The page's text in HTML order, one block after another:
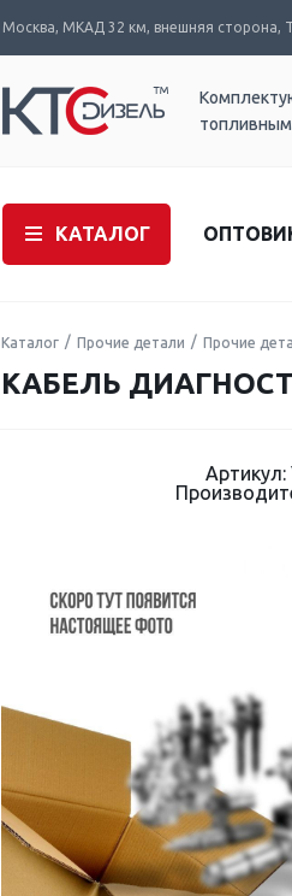
Москва, МКАД 32 км, внешняя сторона,
КАТАЛОГ
Каталог Прочие детали Прочие
КАБЕЛЬ ДИАГНОСТ
Артикул: